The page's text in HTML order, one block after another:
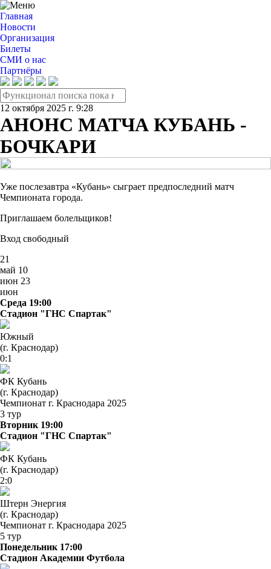
Главная
Новости
Организация
Билеты
СМИ о нас
Партнёры
12 октября 2025 г. 9:28
АНОНС МАТЧА КУБАНЬ -
БОЧКАРИ
Уже послезавтра «Кубань» сыграет предпоследний матч
Чемпионата города.
Приглашаем болельщиков!
Вход свободный
21
май 10
июн 23
июн
Среда 19:00
Стадион "ГНС Спартак"
Южный
(г. Краснодар)
0:1
ФК Кубань
(г. Краснодар)
Чемпионат г. Краснодара 2025
3 тур
Вторник 19:00
Стадион "ГНС Спартак"
ФК Кубань
(г. Краснодар)
2:0
Штерн Энергия
(г. Краснодар)
Чемпионат г. Краснодара 2025
5 тур
Понедельник 17:00
Стадион Академии Футбола